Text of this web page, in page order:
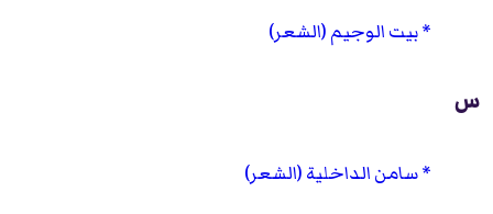
بيت الوجيم (الشعر)
س
سامن الداخلية (الشعر)